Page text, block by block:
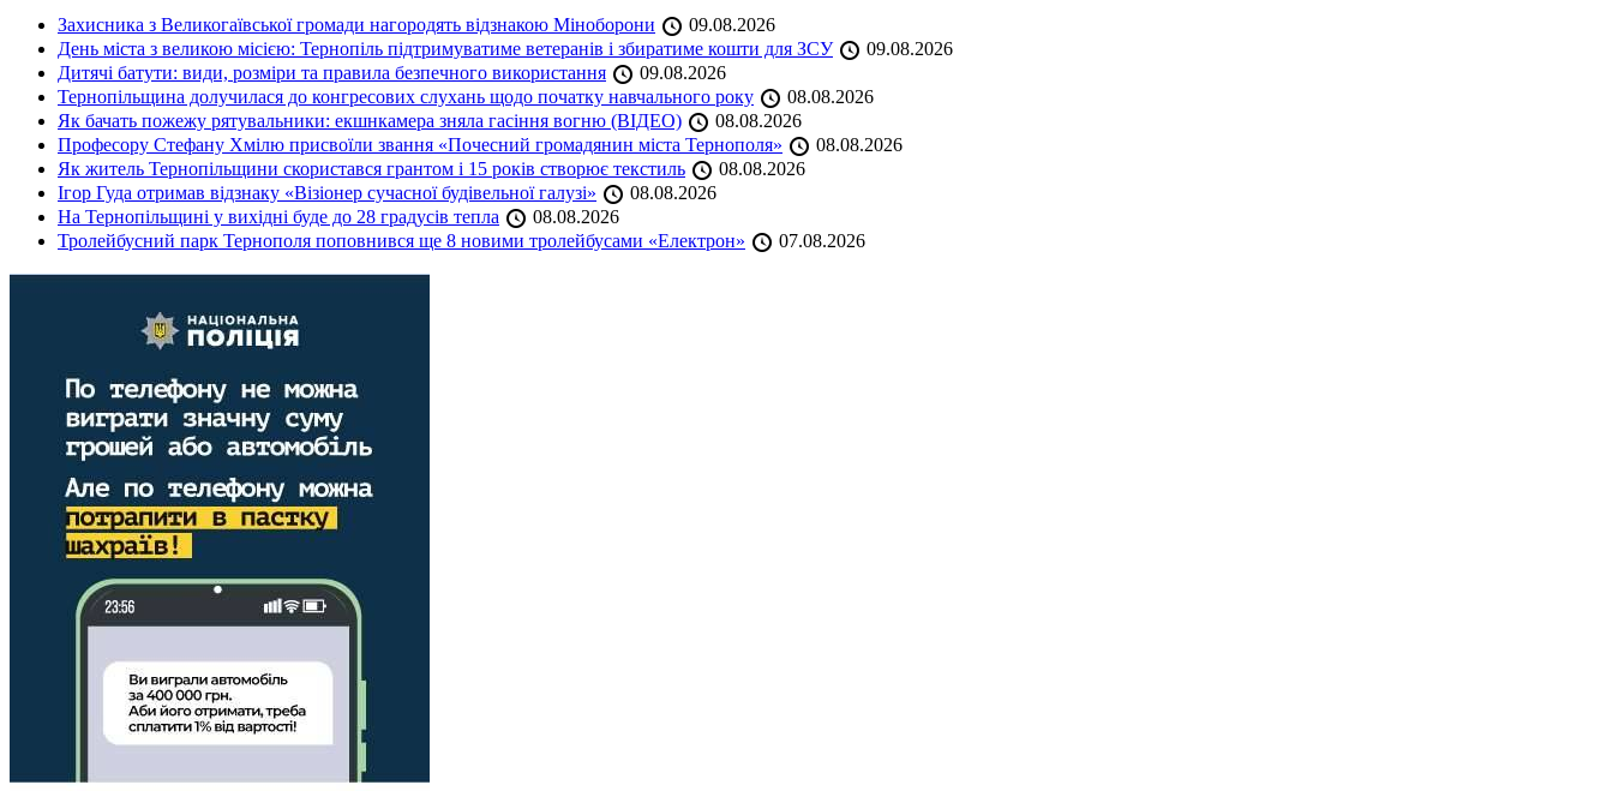
Захисника з Великогаївської громади нагородять відзнакою Міноборони
09.08.2026
День міста з великою місією: Тернопіль підтримуватиме ветеранів і збиратиме кошти для ЗСУ
09.08.2026
Дитячі батути: види, розміри та правила безпечного використання
09.08.2026
Тернопільщина долучилася до конгресових слухань щодо початку навчального року
08.08.2026
Як бачать пожежу рятувальники: екшнкамера зняла гасіння вогню (ВІДЕО)
08.08.2026
Професору Стефану Хмілю присвоїли звання «Почесний громадянин міста Тернополя»
08.08.2026
Як житель Тернопільщини скористався грантом і 15 років створює текстиль
08.08.2026
Ігор Гуда отримав відзнаку «Візіонер сучасної будівельної галузі»
08.08.2026
На Тернопільщині у вихідні буде до 28 градусів тепла
08.08.2026
Тролейбусний парк Тернополя поповнився ще 8 новими тролейбусами «Електрон»
07.08.2026